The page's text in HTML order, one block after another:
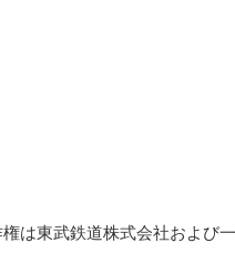
は東武鉄道株式会社および